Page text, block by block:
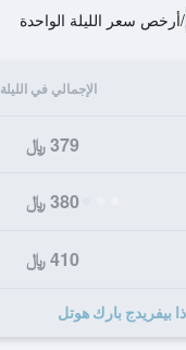
/أرخص سعر الليلة الواحدة
الإجمالي في الليلة
379 ﷼
380 ﷼
410 ﷼